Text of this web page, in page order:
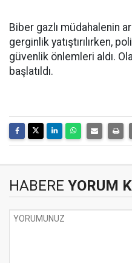
Biber gazlı müdahalenin
gerginlik yatıştırılırken,
güvenlik önlemleri aldı.
başlatıldı.
HABERE YORUM